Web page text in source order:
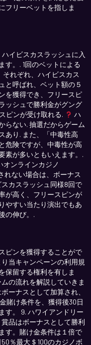
フリーベットを指しま
イビスカスラッシュに入
す。. 1回のベットによる
れぞれ、ハイビスカス
と呼ばれ、ベット額の５
を獲得でき、フリースピ
ッシュで勝利金がグング
ピンが受け取れる.
ハ
らない. 抽選だからゲーム
あり. また、「中毒性高
危険ですが、中毒性が高
素が多いともいえます。.
オンラインカジノ
れない場合は、ボーナス
カスラッシュ同様8回で
が高く、フリースピンが
やすい当たり演出でもあ
の伸び。.
ピンを獲得することがで
当キャンペーンの利用規
保留する権利を有しま
の流れを解説していきま
ーナスとして加算され、
賭け条件を、獲得後30日
す。 9. ハワイアンドリー
品はボーナスとして勝利
す。賭け金条件は１倍で
％最大＄100のカジノボ